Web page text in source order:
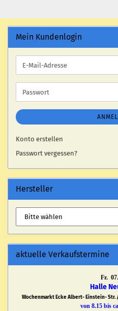
Mein Kundenlogin
E-
Mail-
Adresse
Passwort
Konto erstellen
Passwort vergessen?
Hersteller
aktuelle Verkaufstermine
Fr.
Halle
Wochenmarkt Ecke Albert- Einstein- Str.
von 8.15 bis